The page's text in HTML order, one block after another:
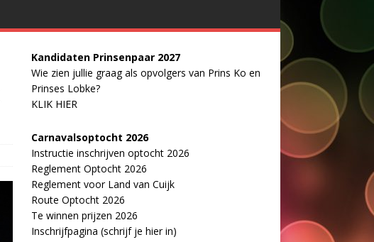
Kandidaten Prinsenpaar 2027
Wie zien jullie graag als opvolgers van Prins Ko en
Prinses Lobke?
KLIK HIER
Carnavalsoptocht 2026
Instructie inschrijven optocht 2026
Reglement Optocht 2026
Reglement voor Land van Cuijk
Route Optocht 2026
Te winnen prijzen 2026
Inschrijfpagina (schrijf je hier in)